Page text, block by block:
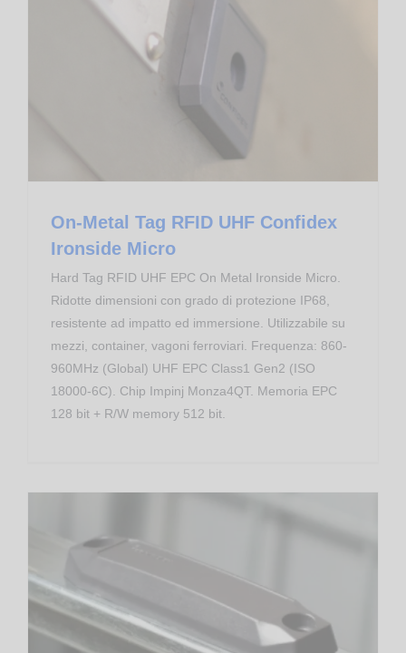
On-Metal Tag RFID UHF Confidex
Ironside Micro
Hard Tag RFID UHF EPC On Metal Ironside Micro.
Ridotte dimensioni con grado di protezione IP68,
resistente ad impatto ed immersione. Utilizzabile su
mezzi, container, vagoni ferroviari. Frequenza: 860-
960MHz (Global) UHF EPC Class1 Gen2 (ISO
18000-6C). Chip Impinj Monza4QT. Memoria EPC
128 bit + R/W memory 512 bit.